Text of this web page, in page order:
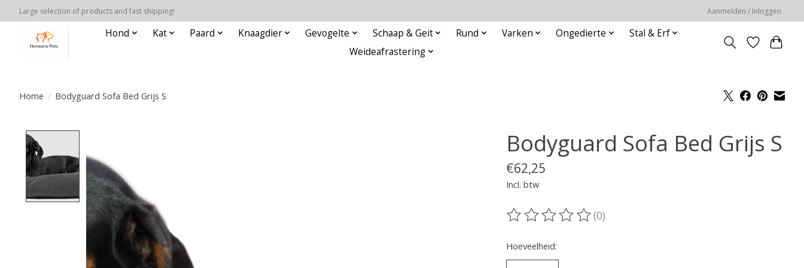
Large selection of products and fast shipping! Aanmelden / Inloggen
Hond Kat Paard Knaagdier Gevogelte Schaap & Geit Rund Varken Ongedierte
Stal & Erf
Weideafrastering
Home / Bodyguard Sofa Bed Grijs S
Bodyguard Sofa Bed Grijs S
€62,25
Incl. btw
De beoordeling van dit product is
(0)
Hoeveelheid: